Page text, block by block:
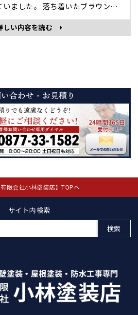
ました。 落ち着いたブラウンベ
頂きました。雰囲気もガラッと
印象になりました。 依頼主様
いませ。
しい内容を読む
限会社小林塗装店】TOPへ
サイト内検索